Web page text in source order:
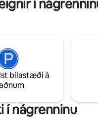
hlaða
bleyti í Lotus
veröndinni
í
bílastæði á
í nágrenninu